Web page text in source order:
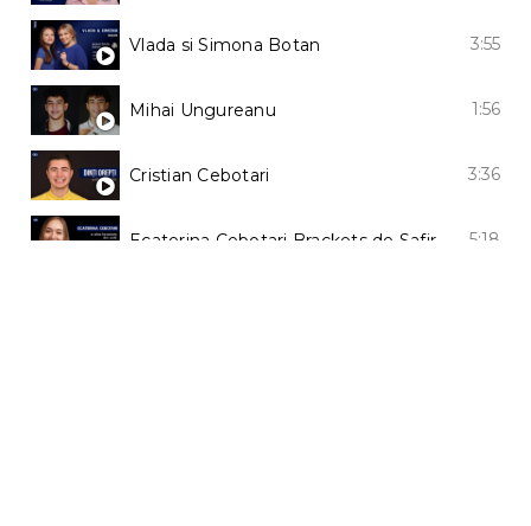
Vlada si Simona Botan 3:55
Mihai Ungureanu 1:56
Cristian Cebotari 3:36
Ecaterina Cebotari Brackets de Safir 5:18